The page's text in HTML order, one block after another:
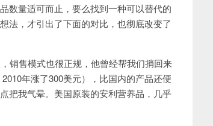
数量适可而止，要么找到一种可以替代的
法，才引出了下面的对比，也彻底改变了
销售模式也很正规，他曾经帮我们捎回来
年涨了300美元），比国内的产品还便
把我气晕。美国原装的安利营养品，几乎